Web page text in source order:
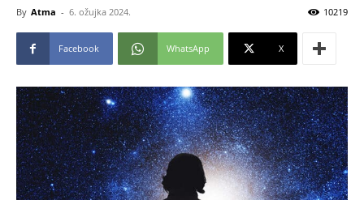
By Atma - 6. ožujka 2024. 10219
Facebook WhatsApp X